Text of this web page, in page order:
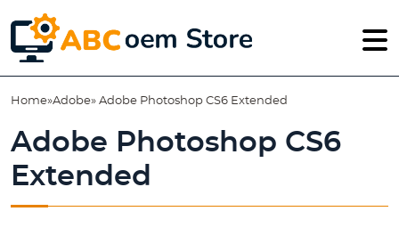
Home»Adobe» Adobe Photoshop CS6 Extended
Adobe Photoshop CS6
Extended